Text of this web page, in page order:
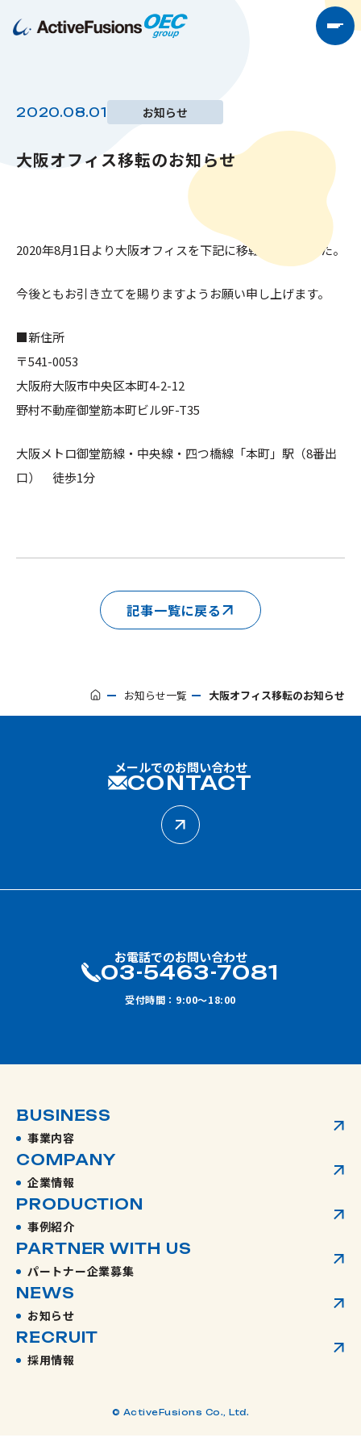
2020.08.01 お知らせ
大阪オフィス移転のお知らせ
2020年8月1日より大阪オフィスを下記に移転いたしました。
今後ともお引き立てを賜りますようお願い申し上げます。
■新住所
〒541-0053
大阪府大阪市中央区本町4-2-12
野村不動産御堂筋本町ビル9F-T35
大阪メトロ御堂筋線・中央線・四つ橋線「本町」駅（8番出
口） 徒歩1分
記事一覧に戻る
お知らせ一覧 大阪オフィス移転のお知らせ
BUSINESS
事業内容
COMPANY
企業情報
PRODUCTION
事例紹介
PARTNER WITH US
パートナー企業募集
NEWS
お知らせ
RECRUIT
採用情報
© ActiveFusions Co., Ltd.
メールでのお問い合わせ
CONTACT
お電話でのお問い合わせ
03-5463-7081
受付時間：9:00～18:00